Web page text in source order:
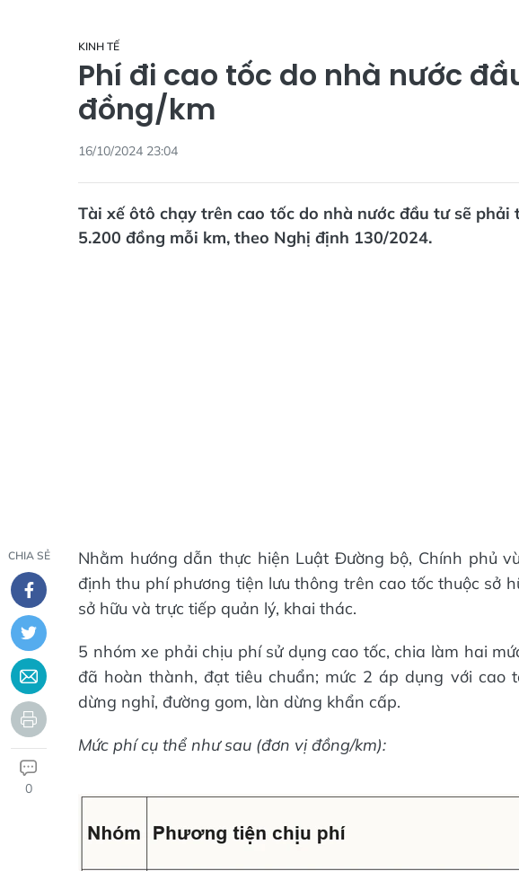
KINH TẾ
Phí đi cao tốc do nhà nước
đồng/km
16/10/2024 23:04
Tài xế ôtô chạy trên cao tốc do nhà nước đầu tư sẽ
5.200 đồng mỗi km, theo Nghị định 130/2024.
CHIA SẺ
0
Nhằm hướng dẫn thực hiện Luật Đường bộ, Chính phủ
định thu phí phương tiện lưu thông trên cao tốc thuộc sở
sở hữu và trực tiếp quản lý, khai thác.
5 nhóm xe phải chịu phí sử dụng cao tốc, chia làm hai
đã hoàn thành, đạt tiêu chuẩn; mức 2 áp dụng với cao
dừng nghỉ, đường gom, làn dừng khẩn cấp.
Mức phí cụ thể như sau (đơn vị đồng/km):